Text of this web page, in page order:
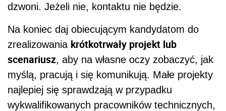
dzwoni. Jeżeli nie, kontaktu nie będzie.
Na koniec daj obiecującym kandydatom do
zrealizowania krótkotrwały projekt lub
scenariusz, aby na własne oczy zobaczyć, jak
myślą, pracują i się komunikują. Małe projekty
najlepiej się sprawdzają w przypadku
wykwalifikowanych pracowników technicznych,